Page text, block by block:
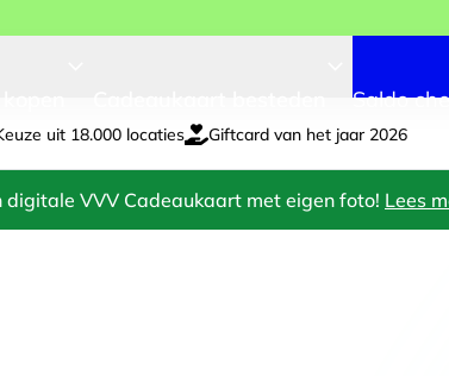
Saldo
uit 18.000 locaties Giftcard van het jaar 2026
VVV Cadeaukaart met eigen foto! Lees